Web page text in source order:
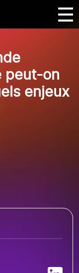
peut-on
enjeux